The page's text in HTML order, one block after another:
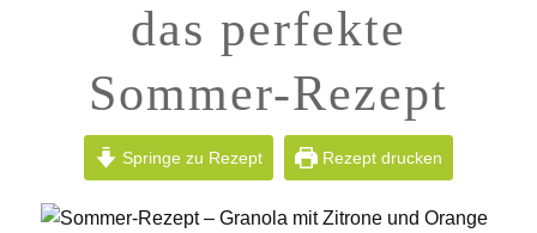
das perfekte
Sommer-Rezept
Springe zu Rezept Rezept drucken